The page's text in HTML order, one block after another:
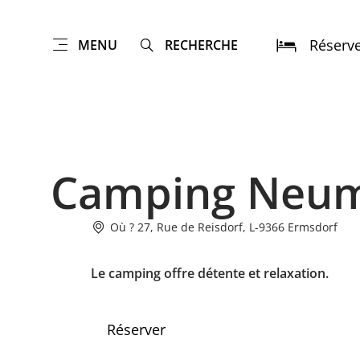
MENU RECHERCHE
Camping
Où ? 27, Rue de Reisdorf, L-9366 Ermsdorf
Le camping offre détente et relaxation.
Réserver